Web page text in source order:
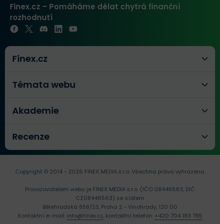
Finex.cz – Pomáháme dělat chytrá finanční
rozhodnutí
Finex.cz
Témata webu
Akademie
Recenze
Copyright © 2014 - 2026 FINEX MEDIA s.r.o.Všechna práva vyhrazena.
Provozovatelem webu je FINEX MEDIA s.r.o. (IČO 08446563, DIČ
CZ08446563) se sídlem
Bělehradská 858/23, Praha 2 - Vinohrady, 120 00
Kontaktní e-mail: info@finex.cz, kontaktní telefon: +420 704 183 785